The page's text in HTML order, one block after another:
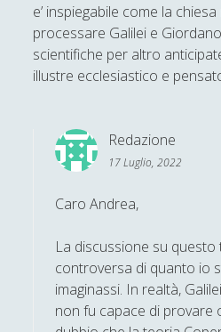
Ivano E. Pollini
Laura Baire
Linda Savelli
Matteo Bucalossi
Michele Diodati
Paolo Ceola
Redazione
Robert Paul Wolff
Rudy Gallerani
e’ inspiegabile come la
processare Galilei e
scientifiche per altro
illustre ecclesiastico e
Redazione
17 Luglio, 2022
Caro Andrea,
La discussione su questo
controversa di quanto io
imaginassi. In realtà,
non fu capace di provare